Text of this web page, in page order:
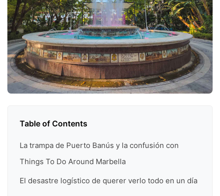
Table of Contents
La trampa de Puerto Banús y la confusión con
Things To Do Around Marbella
El desastre logístico de querer verlo todo en un día